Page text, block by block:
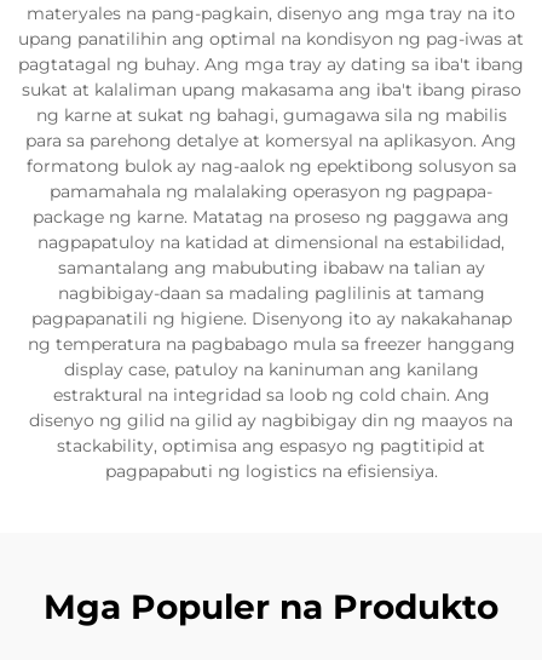
materyales na pang-pagkain, disenyo ang mga tray na ito
upang panatilihin ang optimal na kondisyon ng pag-iwas at
pagtatagal ng buhay. Ang mga tray ay dating sa iba't ibang
sukat at kalaliman upang makasama ang iba't ibang piraso
ng karne at sukat ng bahagi, gumagawa sila ng mabilis
para sa parehong detalye at komersyal na aplikasyon. Ang
formatong bulok ay nag-aalok ng epektibong solusyon sa
pamamahala ng malalaking operasyon ng pagpapa-
package ng karne. Matatag na proseso ng paggawa ang
nagpapatuloy na katidad at dimensional na estabilidad,
samantalang ang mabubuting ibabaw na talian ay
nagbibigay-daan sa madaling paglilinis at tamang
pagpapanatili ng higiene. Disenyong ito ay nakakahanap
ng temperatura na pagbabago mula sa freezer hanggang
display case, patuloy na kaninuman ang kanilang
estraktural na integridad sa loob ng cold chain. Ang
disenyo ng gilid na gilid ay nagbibigay din ng maayos na
stackability, optimisa ang espasyo ng pagtitipid at
pagpapabuti ng logistics na efisiensiya.
Mga Populer na Produkto